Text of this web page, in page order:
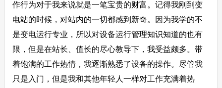
作行为对于我来说就是一笔宝贵的财富。记得我刚到变
电站的时候，对站内的一切都感到新奇。因为我学的不
是变电运行专业，所以对设备运行管理知识知道的也有
限，但是在站长、值长的尽心教导下，我受益颇多。带
着饱满的工作热情，我逐渐熟悉了设备的操作。尽管我
只是入门，但是我和其他年轻人一样对工作充满着热